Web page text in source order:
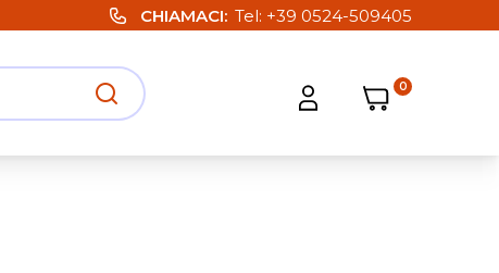
CHIAMACI Tel: +39 0524-509405
Apri ricerca Apri strumenti utente
Carrello
Carrello
0